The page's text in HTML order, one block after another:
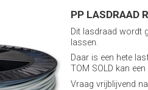
PP LASDRAAD
Dit lasdraad wordt
lassen.
Daar is een hete
TOM SOLD kan
Vraag vrijblijvend